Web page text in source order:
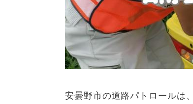
安曇野市の道路パトロールは